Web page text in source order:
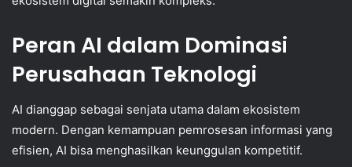
Peran AI dalam Dominasi
Perusahaan Teknologi
AI dianggap sebagai senjata utama dalam ekosistem
modern. Dengan kemampuan pemrosesan informasi yang
efisien, AI bisa menghasilkan keunggulan kompetitif.